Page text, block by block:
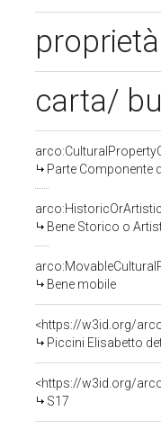
carta/
Parte Componente
Bene Storico o
Bene mobile
<https://w3id.org/
Piccini Elisabetto
<https://w3id.org/
S17